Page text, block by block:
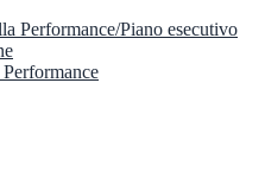
Performance/Piano esecutivo